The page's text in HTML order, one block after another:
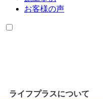
お客様の声
ライフプラスについて